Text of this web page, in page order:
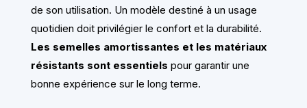
de son utilisation. Un modèle destiné à un usage
quotidien doit privilégier le confort et la durabilité.
Les semelles amortissantes et les matériaux
résistants sont essentiels pour garantir une
bonne expérience sur le long terme.